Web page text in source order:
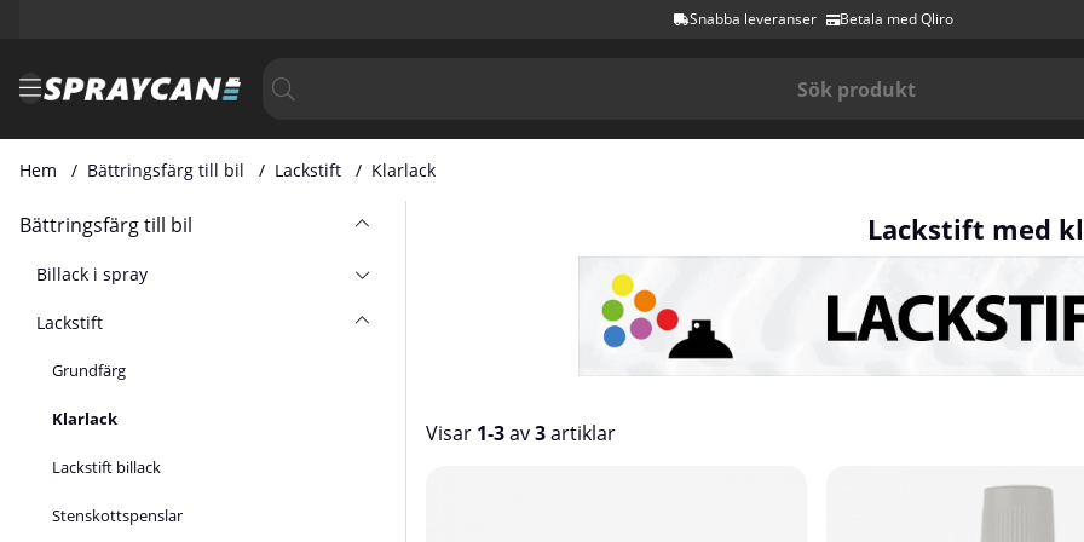
Snabba leveranser Betala med Qliro
Hem Bättringsfärg till bil Lackstift Klarlack
Bättringsfärg till bil
Billack i spray
Lackstift
Grundfärg
Klarlack
Lackstift billack
Stenskottspenslar
Lackstift med
Visar 1-3av3artiklar